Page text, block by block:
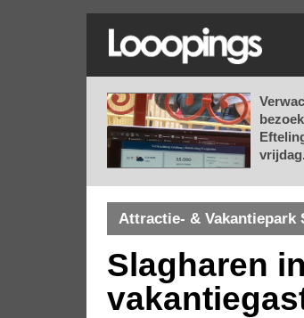
Attractie- & Vakantiepark
Slagharen